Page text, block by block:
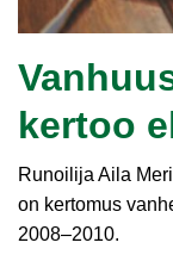
kertoo
Runoilija Aila
on kertomus
2008–2010.